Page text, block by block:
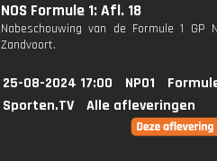
NOS Formule 1: Afl. 18
Nabeschouwing van de Formule 1 GP
Zandvoort.
25-08-2024 17:00 NPO1
Sporten.TV
Alle afleveringen